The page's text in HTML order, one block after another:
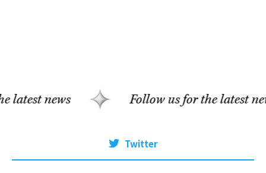
Follow us for the latest news
Twitter